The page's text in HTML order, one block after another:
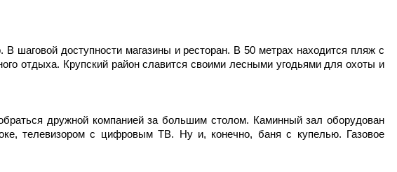
шаговой доступности магазины и ресторан. В 50 метрах находится пляж с
отдыха. Крупский район славится своими лесными угодьями для охоты и
дружной компанией за большим столом. Каминный зал оборудован
телевизором с цифровым ТВ. Ну и, конечно, баня с купелью. Газовое